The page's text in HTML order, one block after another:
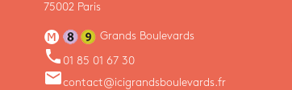
75002 Paris
Grands Boulevards
phone 01 85 01 67 30
emailcontact@icigrandsboulevards.fr